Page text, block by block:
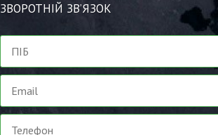
ЗВОРОТНІЙ ЗВ’ЯЗОК